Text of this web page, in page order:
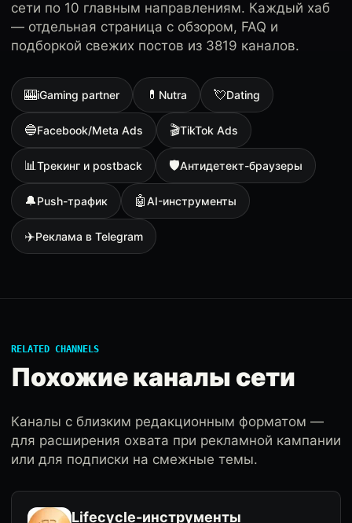
сети по 10 главным направлениям. Каждый хаб
— отдельная страница с обзором, FAQ и
подборкой свежих постов из 3819 каналов.
🎰iGaming partner 💊 Nutra 💘Dating
🔵Facebook/Meta Ads 🎬TikTok Ads
📊Трекинг и postback 🛡Антидетект-браузеры
🔔Push-трафик 🤖AI-инструменты
✈️Реклама в Telegram
RELATED CHANNELS
Похожие каналы сети
Каналы с близким редакционным форматом —
для расширения охвата при рекламной кампании
или для подписки на смежные темы.
Lifecycle-инструменты